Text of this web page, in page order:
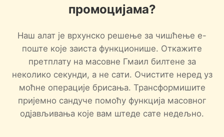
промоцијама?
Наш алат је врхунско решење за чишћење е-
поште које заиста функционише. Откажите
претплату на масовне Гмаил билтене за
неколико секунди, а не сати. Очистите неред уз
моћне операције брисања. Трансформишите
пријемно сандуче помоћу функција масовног
одјављивања које вам штеде сате недељно.